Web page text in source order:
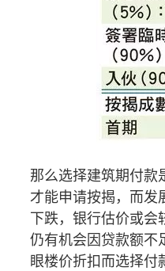
那么选择建筑期付款
才能申请按揭，而发
下跌，银行估价或会
仍有机会因贷款额不
眼楼价折扣而选择付